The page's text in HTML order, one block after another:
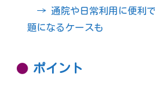
→ 通院や日常利用に便利で
題になるケースも
ポイント